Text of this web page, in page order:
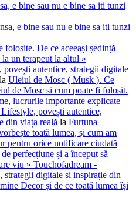
e bine sau nu e bine sa iti tunzi
e bine sau nu e bine sa iti tunzi
De ce aceeași ședință
un terapeut la altul »
autentice, strategii digitale
la Uleiul de Mosc ( Musk ). Ce
de Mosc si cum poate fi folosit.
lucrurile importante explicate
povești autentice,
din viața reală la Furtuna
toată lumea, și cum am
pentru orice notificare ciudată
perfecțiune și a început să
viu » Touchofadream -
strategii digitale și inspirație din
Decor și de ce toată lumea își